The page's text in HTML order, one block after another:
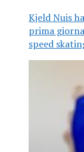
Kjeld Nuis
prima
speed